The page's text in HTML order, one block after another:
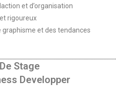
et d’organisation
rigoureux
graphisme et des tendances
Stage
Developper